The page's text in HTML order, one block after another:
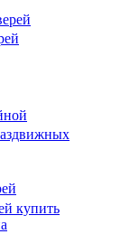
купить